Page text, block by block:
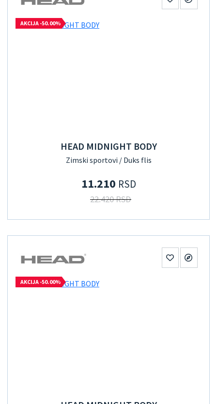
AKCIJA -50.00%
HEAD MIDNIGHT BODY
Zimski sportovi / Duks flis
11.210 RSD
22.420 RSD
AKCIJA -50.00%